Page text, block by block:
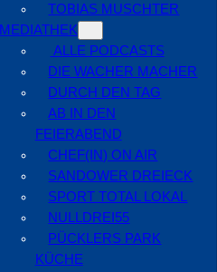
TOBIAS MUSCHTER
MEDIATHEK
ALLE PODCASTS
DIE WACHER MACHER
DURCH DEN TAG
AB IN DEN
FEIERABEND
CHEF(IN) ON AIR
SANDOWER DREIECK
SPORT TOTAL LOKAL
NULLDREI55
PÜCKLERS PARK
KÜCHE